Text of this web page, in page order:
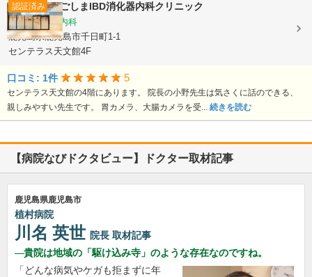
認証済み かごしまIBD消化器内科クリニック
消化器内科, 内科
鹿児島県鹿児島市千日町1-1
センテラス天文館4F
口コミ: 1件 5
センテラス天文館の4階にあります。 院長の小野先生は気さくに話のできる、
親しみやすい先生です。 胃カメラ、大腸カメラを受... 続きを読む
【病院なびドクタビュー】ドクター取材記事
鹿児島県鹿児島市
植村病院
川名 英世 院長 取材記事
貴院は地域の「駆け込み寺」のような存在なのですね。
「どんな病気やケガも拒まずに年